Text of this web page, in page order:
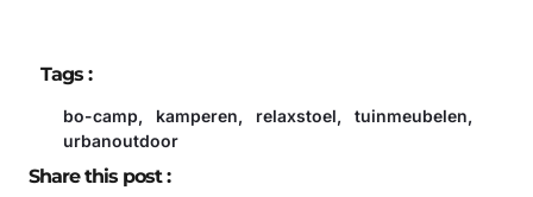
bo-camp, kamperen, relaxstoel, tuinmeubelen,
urbanoutdoor
Tags :
Share this post :